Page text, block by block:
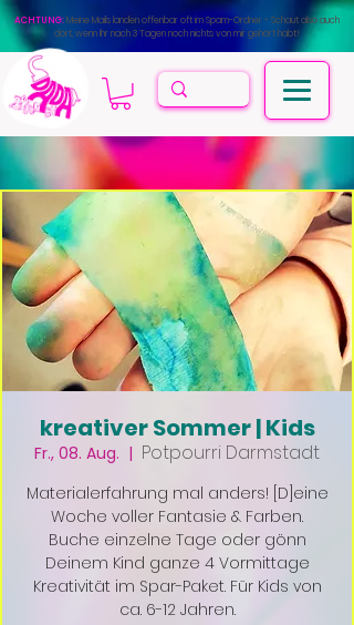
ACHTUNG:Meine Mails landen offenbar oft im Spam-Ordner - Schaut also auch
dort, wenn Ihr nach 3 Tagen noch nichts von mir gehört habt!
kreativer Sommer | Kids
Fr., 08. Aug.
  |
Potpourri Darmstadt
Materialerfahrung mal anders! [D]eine
Woche voller Fantasie & Farben.
Buche einzelne Tage oder gönn
Deinem Kind ganze 4 Vormittage
Kreativität im Spar-Paket. Für Kids von
ca. 6-12 Jahren.